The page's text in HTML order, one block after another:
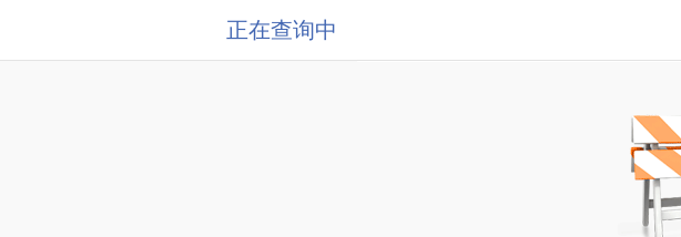
正在查询中